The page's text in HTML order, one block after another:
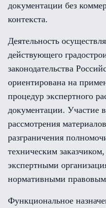
документации без
контекста.
Деятельность
действующего
законодательства
ориентирована на
процедур экспертного
документации. Участие
рассмотрения
разграничения
техническим
экспертными
нормативными
Функциональное